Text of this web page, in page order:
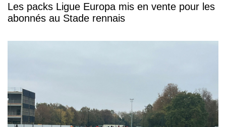
Les packs Ligue Europa mis en vente pour les
abonnés au Stade rennais